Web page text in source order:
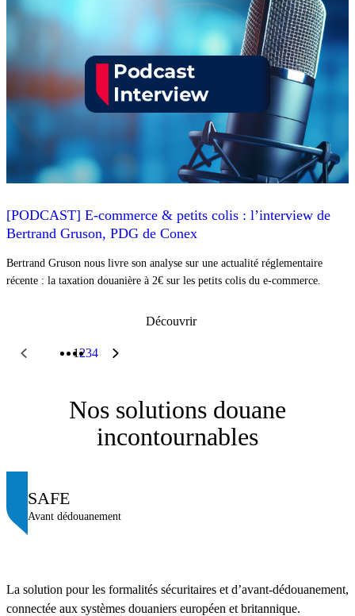
[PODCAST] E-commerce & petits colis : l’interview de
Bertrand Gruson, PDG de Conex
Bertrand Gruson nous livre son analyse sur une actualité réglementaire
récente : la taxation douanière à 2€ sur les petits colis du e-commerce.
Découvrir
1234
Nos solutions douane
incontournables
SAFE
Avant dédouanement
La solution pour les formalités sécuritaires et d’avant-dédouanement,
connectée aux systèmes douaniers européen et britannique.